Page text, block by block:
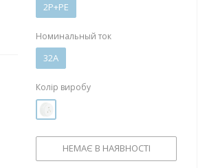
2P+PE
Номинальный ток
32А
Колір виробу
НЕМАЄ В НАЯВНОСТІ